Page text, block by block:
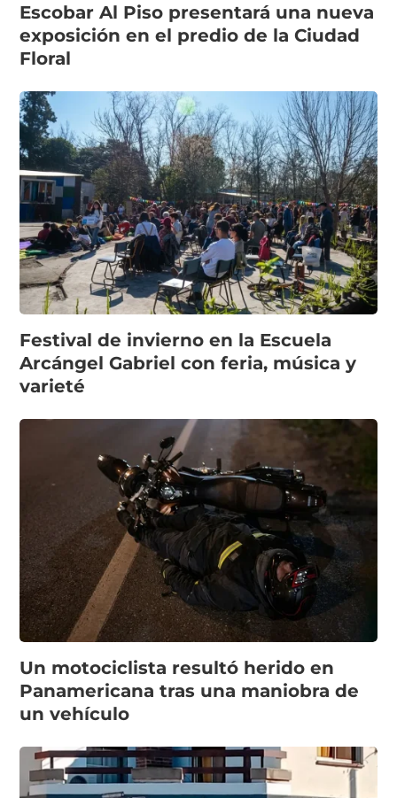
Escobar Al Piso presentará una nueva
exposición en el predio de la Ciudad
Floral
Festival de invierno en la Escuela
Arcángel Gabriel con feria, música y
varieté
Un motociclista resultó herido en
Panamericana tras una maniobra de
un vehículo